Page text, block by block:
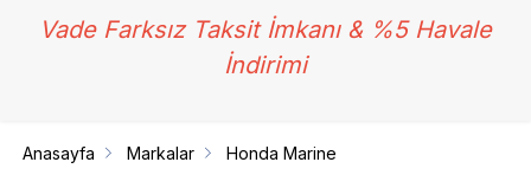
Vade Farksız Taksit İmkanı & %5 Havale
İndirimi
Anasayfa Markalar Honda Marine